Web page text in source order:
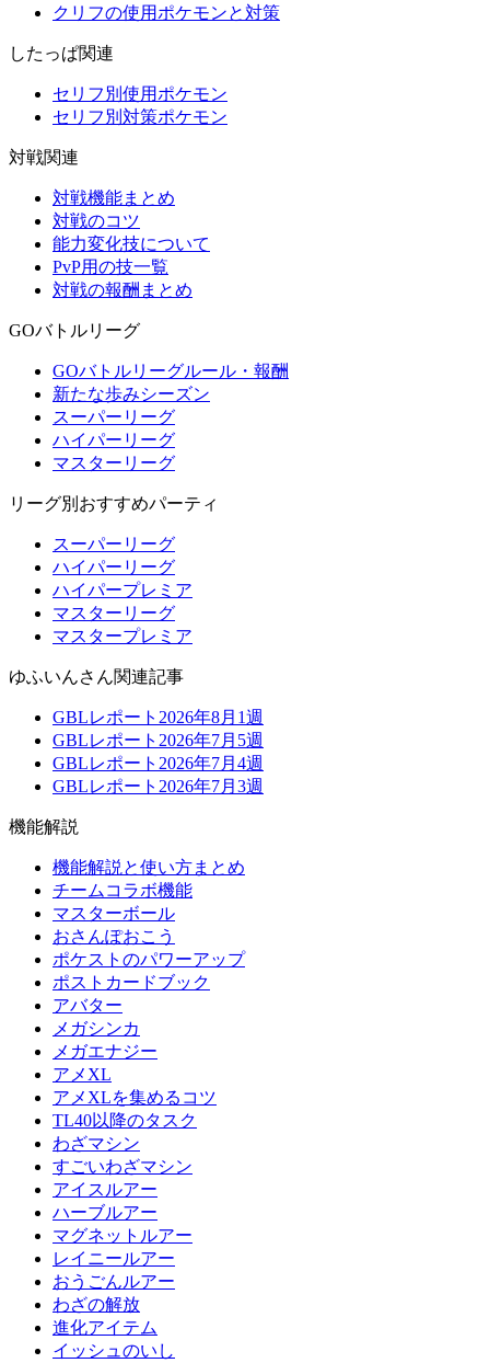
クリフの使用ポケモンと対策
したっぱ関連
セリフ別使用ポケモン
セリフ別対策ポケモン
対戦関連
対戦機能まとめ
対戦のコツ
能力変化技について
PvP用の技一覧
対戦の報酬まとめ
GOバトルリーグ
GOバトルリーグルール・報酬
新たな歩みシーズン
スーパーリーグ
ハイパーリーグ
マスターリーグ
リーグ別おすすめパーティ
スーパーリーグ
ハイパーリーグ
ハイパープレミア
マスターリーグ
マスタープレミア
ゆふいんさん関連記事
GBLレポート2026年8月1週
GBLレポート2026年7月5週
GBLレポート2026年7月4週
GBLレポート2026年7月3週
機能解説
機能解説と使い方まとめ
チームコラボ機能
マスターボール
おさんぽおこう
ポケストのパワーアップ
ポストカードブック
アバター
メガシンカ
メガエナジー
アメXL
アメXLを集めるコツ
TL40以降のタスク
わざマシン
すごいわざマシン
アイスルアー
ハーブルアー
マグネットルアー
レイニールアー
おうごんルアー
わざの解放
進化アイテム
イッシュのいし